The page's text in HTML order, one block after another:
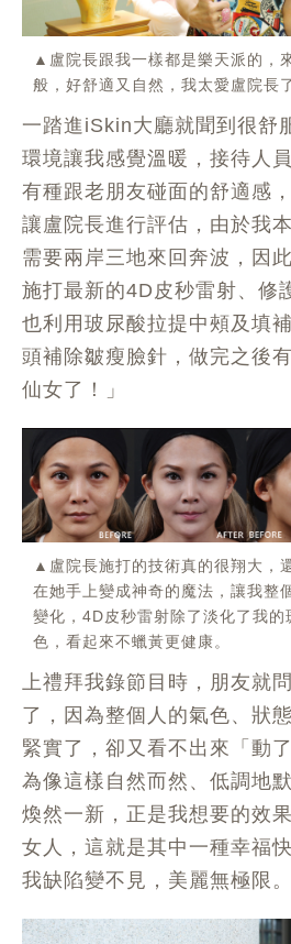
▲盧院長跟我一樣都是樂天派的，
般，好舒適又自然，我太愛盧院長
一踏進iSkin大廳就聞到很舒
環境讓我感覺溫暖，接待人
有種跟老朋友碰面的舒適感
讓盧院長進行評估，由於我
需要兩岸三地來回奔波，因
施打最新的4D皮秒雷射、修
也利用玻尿酸拉提中頰及填
頭補除皺瘦臉針，做完之後
仙女了！」
▲盧院長施打的技術真的很翔大，
在她手上變成神奇的魔法，讓我整
變化，4D皮秒雷射除了淡化了我的
色，看起來不蠟黃更健康。
上禮拜我錄節目時，朋友就
了，因為整個人的氣色、狀
緊實了，卻又看不出來「動
為像這樣自然而然、低調地
煥然一新，正是我想要的效
女人，這就是其中一種幸福
我缺陷變不見，美麗無極限。